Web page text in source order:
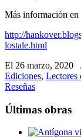
Más información en
http://
lostale.html
El 26 marzo, 2020
Ediciones, Lectores
Reseñas
Últimas obras